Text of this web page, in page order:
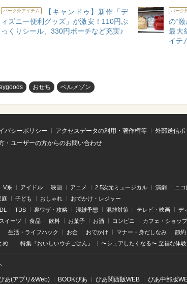
パーク外アイテム
【キャンドゥ】新作「デ
ィズニー便利グッズ」が激安！110円ぷ
っくりシール、330円ポーチなど充実♪
パーク
の“
最大
イテ
おせち ベルメゾン
バシーポリシー アクセスデータの利用・著作権等 外部送信ポ
・ユーザーの方からのお問い合わせ
V系 アイドル 映画 アニメ 2.5次元ミュージカル 演劇 ニ
庭 子ども おしゃれ おでかけ・レジャー
TDS 裏ワザ・攻略 混雑予想 混雑対策 テレビ・映画 デ
スイーツ 食品 飲料 お菓子 お酒 コンビニ カフェ・ショップ
生活・ライフハック お金 おでかけ マナー・身だしなみ 節約
め 特集『おいしいウチごはん』 〜シェアしたくなる〜 至福な体
あ(アプリ&Web) BOOKぴあ ぴあ関⻄版WEB ぴあ中部版